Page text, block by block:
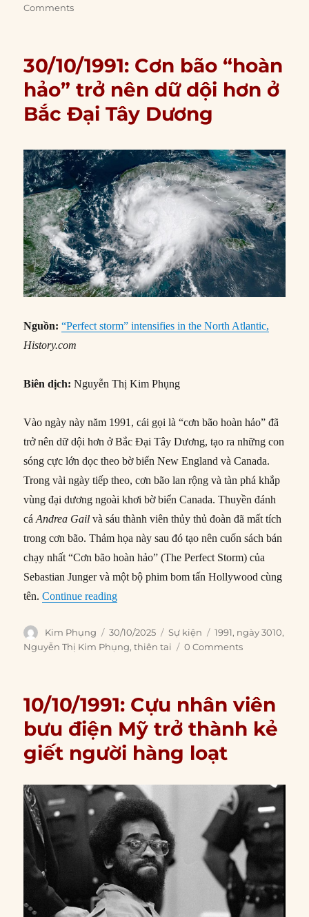
Comments
30/10/1991: Cơn bão “hoàn
hảo” trở nên dữ dội hơn ở
Bắc Đại Tây Dương
Nguồn:“Perfect storm” intensifies in the North Atlantic,
History.com
Biên dịch: Nguyễn Thị Kim Phụng
Vào ngày này năm 1991, cái gọi là “cơn bão hoàn hảo” đã
trở nên dữ dội hơn ở Bắc Đại Tây Dương, tạo ra những con
sóng cực lớn dọc theo bờ biển New England và Canada.
Trong vài ngày tiếp theo, cơn bão lan rộng và tàn phá khắp
vùng đại dương ngoài khơi bờ biển Canada. Thuyền đánh
cáAndrea Gail và sáu thành viên thủy thủ đoàn đã mất tích
trong cơn bão. Thảm họa này sau đó tạo nên cuốn sách bán
chạy nhất “Cơn bão hoàn hảo” (The Perfect Storm) của
Sebastian Junger và một bộ phim bom tấn Hollywood cùng
tên.Continue reading“30/10/1991: Cơn bão “hoàn hảo” trở
Author
Kim Phụng
Posted
on
30/10/2025 Categories
Sự kiện Tags
1991, ngày 3010,
Nguyễn Thị Kim Phụng,thiên tai 0 Comments
10/10/1991: Cựu nhân viên
bưu điện Mỹ trở thành kẻ
giết người hàng loạt